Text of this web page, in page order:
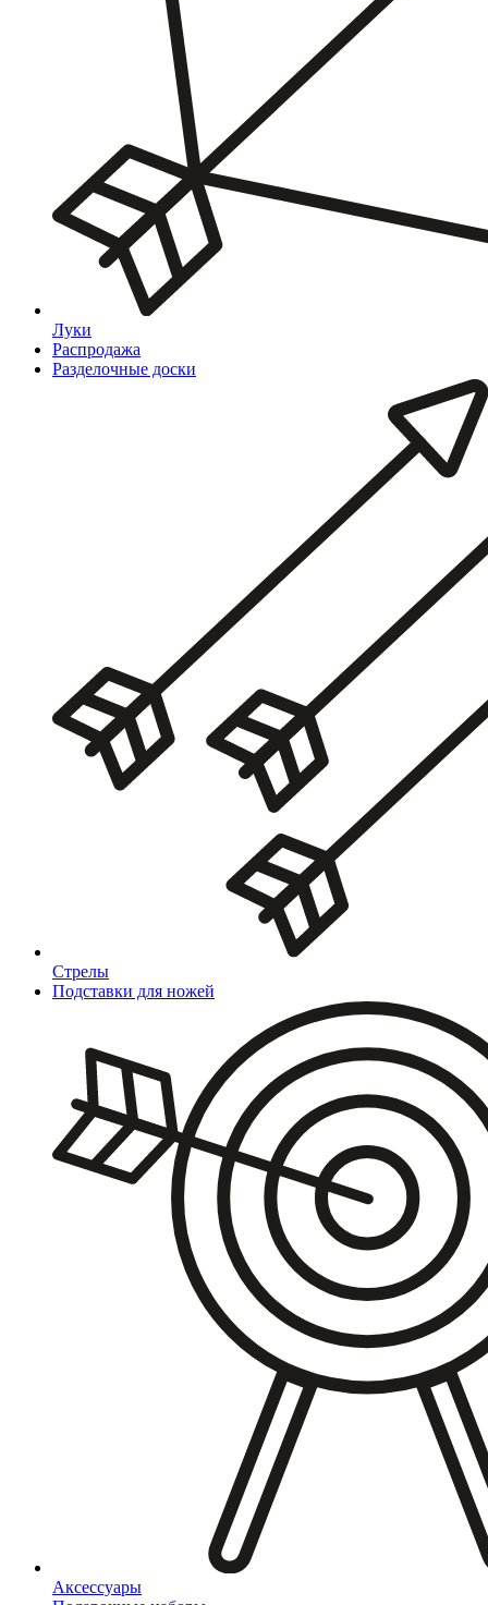
Луки
Распродажа
Разделочные доски
Стрелы
Подставки для ножей
Аксессуары